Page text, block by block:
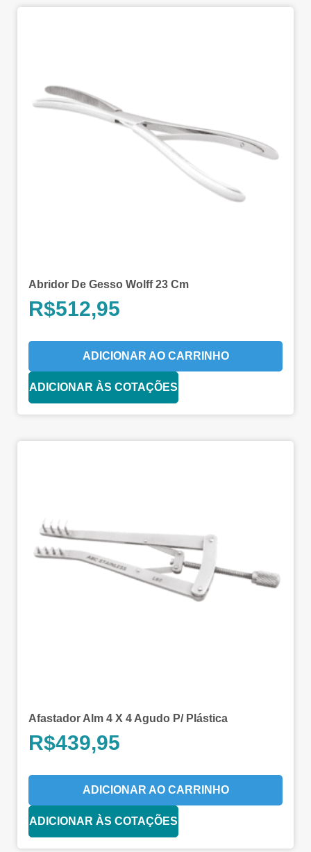
Abridor De Gesso Wolff 23 Cm
R$512,95
ADICIONAR AO CARRINHO
ADICIONAR ÀS COTAÇÕES
Afastador Alm 4 X 4 Agudo P/ Plástica
R$439,95
ADICIONAR AO CARRINHO
ADICIONAR ÀS COTAÇÕES